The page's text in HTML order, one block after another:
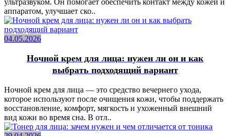
аппаратом, улучшает ско..
04.05.2026
Ночной крем для лица: нужен ли он и как
выбрать подходящий вариант
Ночной крем для лица — это средство вечернего ухода,
которое используют после очищения кожи, чтобы поддержать
восстановление, комфорт, мягкость и ухоженный внешний
вид кожи во время сна. В отл..